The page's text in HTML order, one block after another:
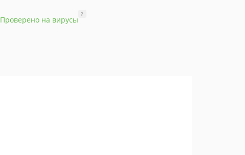
Проверено на вирусы
?